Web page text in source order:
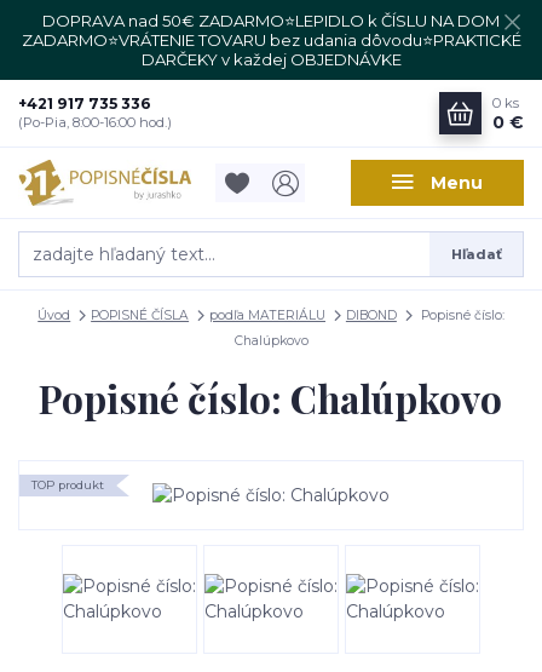
DOPRAVA nad 50€ ZADARMO⭐LEPIDLO k ČÍSLU NA DOM
ZADARMO⭐VRÁTENIE TOVARU bez udania dôvodu⭐PRAKTICKÉ
DARČEKY v každej OBJEDNÁVKE
Menu
Hľadať
+421 917 735 336
(Po-Pia, 8:00-16:00 hod.)
0 ks
0 €
Úvod POPISNÉ ČÍSLA podľa MATERIÁLU DIBOND
Popisné číslo:
Chalúpkovo
Popisné číslo: Chalúpkovo
TOP produkt